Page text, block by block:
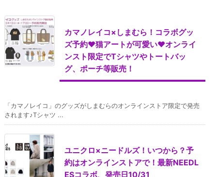
カマノレイコ×しまむら！コラボグッ
ズ予約♥猫アートが可愛い♥オンライ
ンスト限定でTシャツやトートバッ
グ、ポーチ等販売！
「カマノレイコ」のグッズがしまむらのオンラインストア限定で発売
されます♪Tシャツ ...
ユニクロ×ニードルズ！いつから？予
約はオンラインストアで！最新NEEDL
ESコラボ、発売日10/31